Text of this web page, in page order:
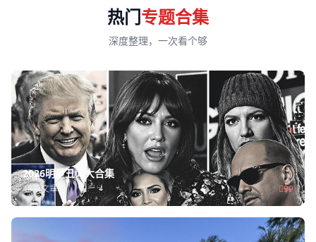
热门专题合集
深度整理，一次看个够
2026明星丑闻大合集
48篇文章 99